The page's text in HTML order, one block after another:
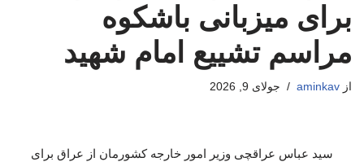
برای میزبانی باشکوه
مراسم تشییع امام شهید
از aminkav جولای 9, 2026
سید عباس عراقچی وزیر امور خارجه کشورمان از عراق برای